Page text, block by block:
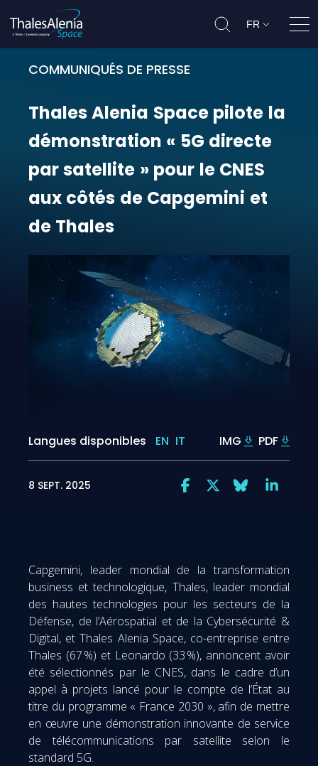
FR
COMMUNIQUÉS DE PRESSE
Thales Alenia Space pilote la
ThalesAlenia Space pilote la
démonstration « 5G directe
parsatellite » pour le CNES
aux côtés de Capgemini et
de Thales
Langues disponibles EN IT IMG PDF
8 SEPT. 2025
Capgemini, leader mondial de la transformation
business et technologique, Thales, leader mondial
des hautes technologies pour les secteurs de la
Défense, de l’Aérospatial et de la Cybersécurité &
Digital, et Thales Alenia Space, co-entreprise entre
Thales (67 %) et Leonardo (33 %), annoncent avoir
été sélectionnés par le CNES, dans le cadre d’un
appel à projets lancé pour le compte de l’État au
titre du programme « France 2030 », afin de mettre
en œuvre une démonstration innovante de service
de télécommunications par satellite selon le
standard 5G.